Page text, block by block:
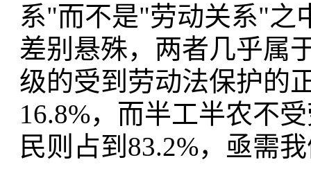
系"而不是"劳动关系"之
差别悬殊，两者几乎属
级的受到劳动法保护的
16.8%，而半工半农不
民则占到83.2%，亟需